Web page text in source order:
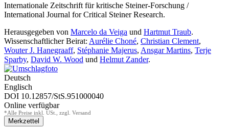
Internationale Zeitschrift für kritische Steiner-Forschung /
International Journal for Critical Steiner Research.
Herausgegeben von Marcelo da Veiga und Hartmut Traub.
Wissenschaftlicher Beirat: Aurélie Choné, Christian Clement,
Wouter J. Hanegraaff, Stéphanie Majerus, Ansgar Martins, Terje
Sparby, David W. Wood und Helmut Zander.
Deutsch
Englisch
DOI 10.12857/StS.951000040
Online verfügbar
*Alle Preise inkl. USt., zzgl. Versand